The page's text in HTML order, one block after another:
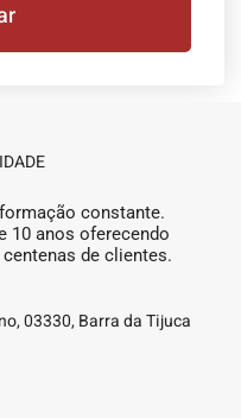
constante.
10 anos oferecendo
de clientes.
03330, Barra da Tijuca